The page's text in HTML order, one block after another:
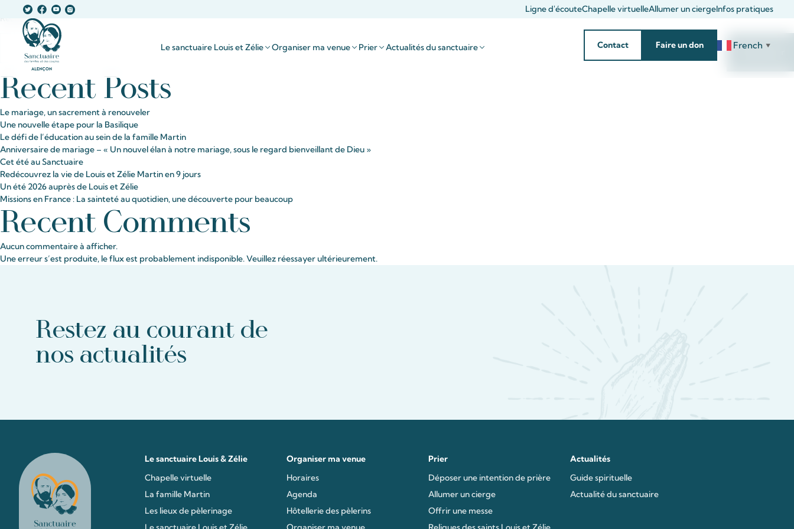
Ligne d'écouteChapelle virtuelleAllumer un ciergeInfos pratiques
Le sanctuaire Louis et Zélie Organiser ma venue Prier Actualités du sanctuaire Contact Faire un don French ▼
Navigation
des
articles
Articles plus anciens
Rechercher
Rechercher
Recent Posts
Le mariage, un sacrement à renouveler
Une nouvelle étape pour la Basilique
Le défi de l’éducation au sein de la famille Martin
Anniversaire de mariage – « Un nouvel élan à notre mariage, sous le regard bienveillant de Dieu »
Cet été au Sanctuaire
Redécouvrez la vie de Louis et Zélie Martin en 9 jours
Un été 2026 auprès de Louis et Zélie
Missions en France : La sainteté au quotidien, une découverte pour beaucoup
Recent Comments
Aucun commentaire à afficher.
Une erreur s’est produite, le flux est probablement indisponible. Veuillez réessayer ultérieurement.
Restez au courant de
nos actualités
Le sanctuaire Louis & Zélie
Chapelle virtuelle
La famille Martin
Les lieux de pèlerinage
Organiser ma venue
Horaires
Agenda
Hôtellerie des pèlerins
Prier
Déposer une intention de prière
Allumer un cierge
Offrir une messe
Actualités
Guide spirituelle
Actualité du sanctuaire